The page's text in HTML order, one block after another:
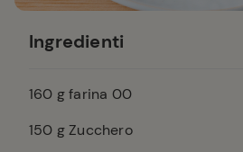
Ingredienti
160 g farina 00
150 g Zucchero